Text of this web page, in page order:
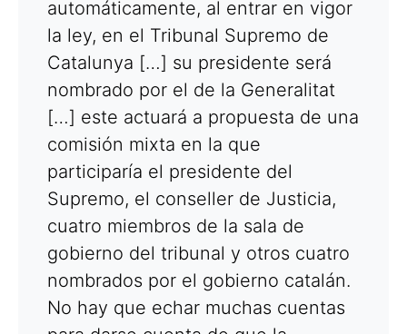
automáticamente, al entrar en vigor
la ley, en el Tribunal Supremo de
Catalunya […] su presidente será
nombrado por el de la Generalitat
[…] este actuará a propuesta de una
comisión mixta en la que
participaría el presidente del
Supremo, el conseller de Justicia,
cuatro miembros de la sala de
gobierno del tribunal y otros cuatro
nombrados por el gobierno catalán.
No hay que echar muchas cuentas